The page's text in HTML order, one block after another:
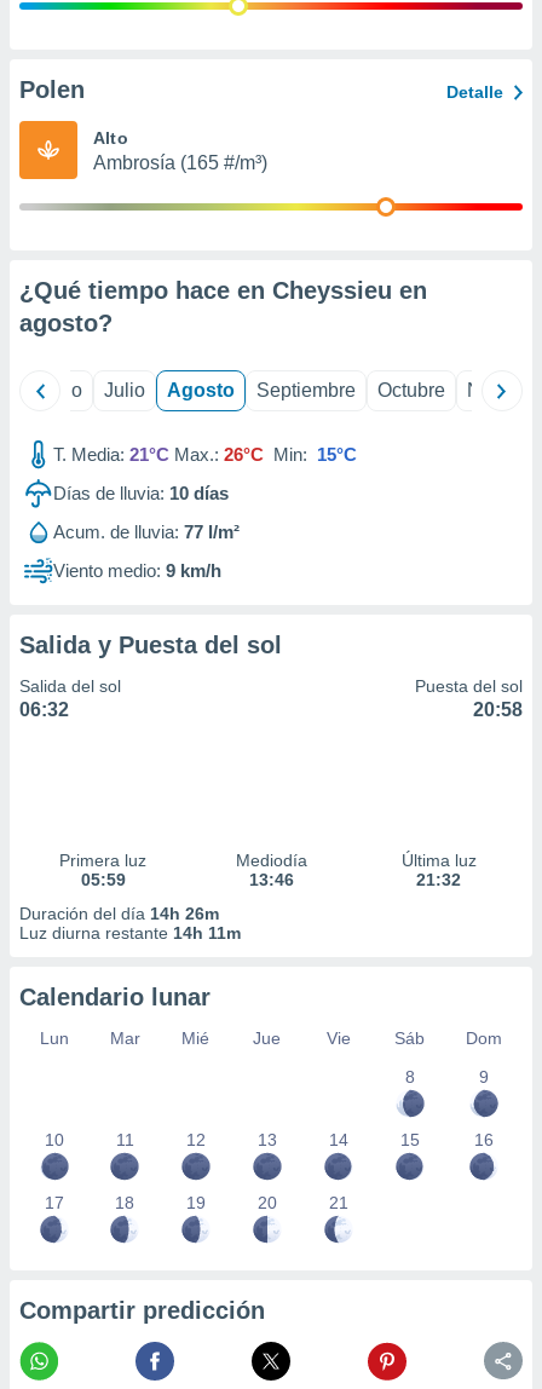
e
publicidad
Polen Detalle
Alto
Ambrosía (165 #/m³)
¿Qué tiempo hace en Cheyssieu en
agosto?
Junio Julio Agosto Septiembre Octubre
T. Media: 21°C Max.: 26°C Min: 15°C
Días de lluvia: 10 días
Acum. de lluvia: 77 l/m²
Viento medio: 9 km/h
Salida y Puesta del sol
Salida del sol
06:32
Puesta del sol
20:58
Primera luz
05:59
Mediodía
13:46
Última luz
21:32
Duración del día 14h 26m
Luz diurna restante 14h 11m
Calendario lunar
Lun Mar Mié Jue Vie Sáb
Dom
8
9
10 11 12 13 14 15 16
17 18 19 20 21
Compartir predicción